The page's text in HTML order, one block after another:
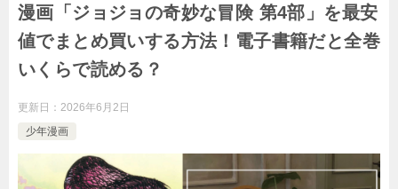
漫画「ジョジョの奇妙な冒険 第4部」を最安
値でまとめ買いする方法！電子書籍だと全巻
いくらで読める？
更新日： 2026年6月2日
少年漫画